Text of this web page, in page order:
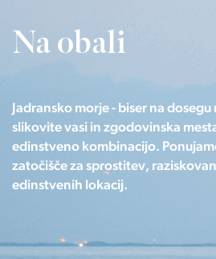
Na obali
Jadransko morje - biser na
slikovite vasi in zgodovinska
edinstveno kombinacijo.
zatočišče za sprostitev,
edinstvenih lokacij.